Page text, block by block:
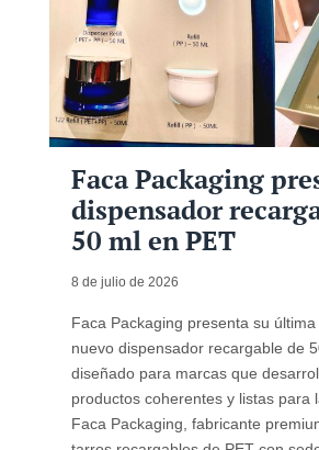
Faca Packaging
dispensador
50 ml en PET
8 de julio de 2026
Faca Packaging presenta su
nuevo dispensador recargable de
diseñado para marcas que
productos coherentes y listas para
Faca Packaging, fabricante